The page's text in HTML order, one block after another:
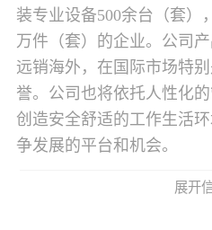
装专业设备500余台（套）
万件（套）的企业。公司
远销海外，在国际市场特
誉。公司也将依托人性化
创造安全舒适的工作生活
争发展的平台和机会。
展开